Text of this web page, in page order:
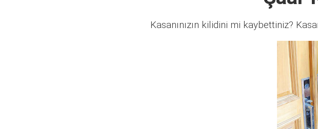
Kasanınızın kilidini mi kaybettiniz?